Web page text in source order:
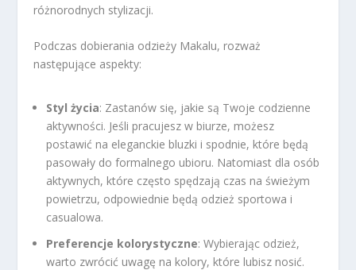
różnorodnych stylizacji.
Podczas dobierania odzieży Makalu, rozważ
następujące aspekty:
Styl życia: Zastanów się, jakie są Twoje codzienne
aktywności. Jeśli pracujesz w biurze, możesz
postawić na eleganckie bluzki i spodnie, które będą
pasowały do formalnego ubioru. Natomiast dla osób
aktywnych, które często spędzają czas na świeżym
powietrzu, odpowiednie będą odzież sportowa i
casualowa.
Preferencje kolorystyczne: Wybierając odzież,
warto zwrócić uwagę na kolory, które lubisz nosić.